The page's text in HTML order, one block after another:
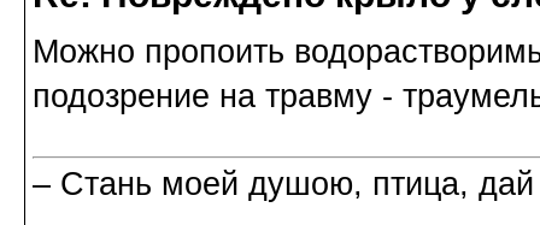
Можно пропоить
подозрение на травму -
– Стань моей душою, птица,